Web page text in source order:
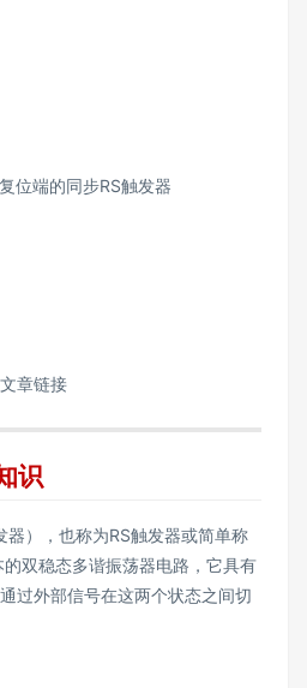
位端的同步RS触发器
章链接
识
器），也称为RS触发器或简单称
双稳态多谐振荡器电路，它具有
过外部信号在这两个状态之间切